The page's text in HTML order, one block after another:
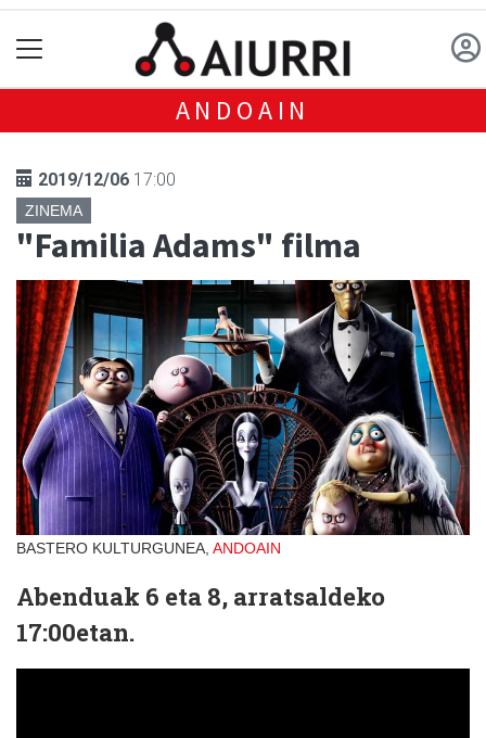
ANDOAIN
2019/12/06 17:00
ZINEMA
"Familia Adams" filma
BASTERO KULTURGUNEA, ANDOAIN
Abenduak 6 eta 8, arratsaldeko
17:00etan.